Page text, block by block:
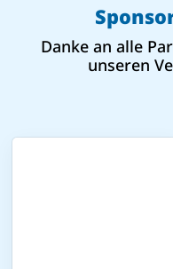
Danke an alle
unseren